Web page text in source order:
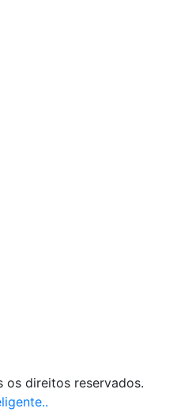
direitos reservados.